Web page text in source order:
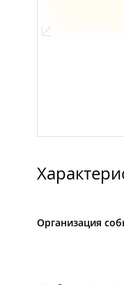
Организация